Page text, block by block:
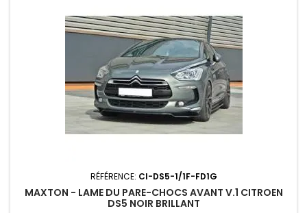
RÉFÉRENCE: CI-DS5-1/1F-FD1G
MAXTON - LAME DU PARE-CHOCS AVANT V.1 CITROEN
DS5 NOIR BRILLANT